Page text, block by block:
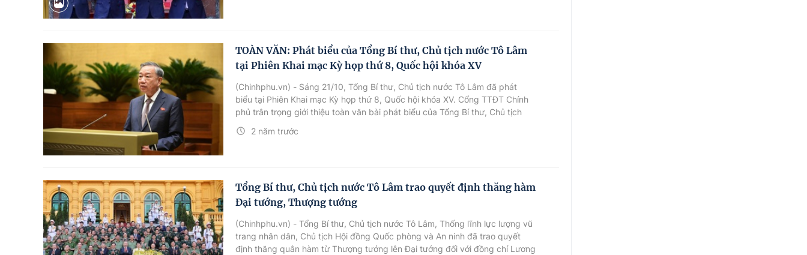
TOÀN VĂN: Phát biểu của Tổng Bí thư, Chủ tịch nước Tô Lâm
tại Phiên Khai mạc Kỳ họp thứ 8, Quốc hội khóa XV
2 năm trước
(Chinhphu.vn) - Sáng 21/10, Tổng Bí thư, Chủ tịch nước Tô Lâm đã phát
biểu tại Phiên Khai mạc Kỳ họp thứ 8, Quốc hội khóa XV. Cổng TTĐT Chính
phủ trân trọng giới thiệu toàn văn bài phát biểu của Tổng Bí thư, Chủ tịch
nước Tô Lâm.
Tổng Bí thư, Chủ tịch nước Tô Lâm trao quyết định thăng hàm
Đại tướng, Thượng tướng
(Chinhphu.vn) - Tổng Bí thư, Chủ tịch nước Tô Lâm, Thống lĩnh lực lượng vũ
trang nhân dân, Chủ tịch Hội đồng Quốc phòng và An ninh đã trao quyết
định thăng quân hàm từ Thượng tướng lên Đại tướng đối với đồng chí Lương